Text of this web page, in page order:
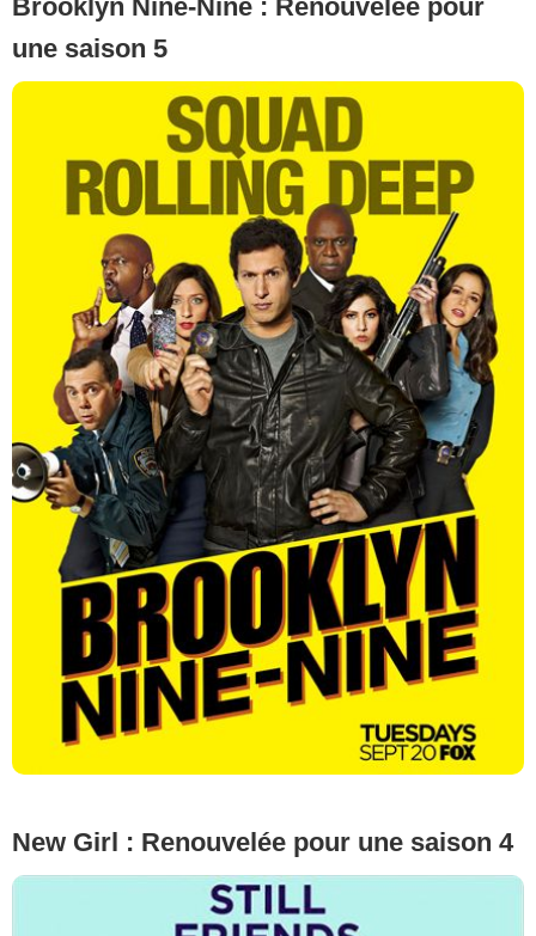
Brooklyn Nine-Nine : Renouvelée pour
une saison 5
New Girl : Renouvelée pour une saison 4